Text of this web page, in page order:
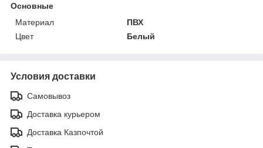
Основные
Материал
ПВХ
Цвет
Белый
Условия доставки
Самовывоз
Доставка курьером
Доставка Казпочтой